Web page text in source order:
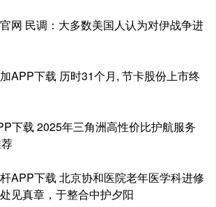
网 民调：大多数美国人认为对伊战争进
APP下载 历时31个月, 节卡股份上市终
下载 2025年三角洲高性价比护航服务
APP下载 北京协和医院老年医学科进修
见真章，于整合中护夕阳